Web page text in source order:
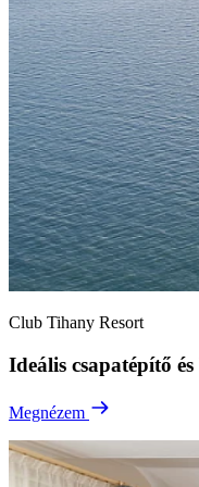
Club Tihany Resort
Ideális csapatépítő
Megnézem